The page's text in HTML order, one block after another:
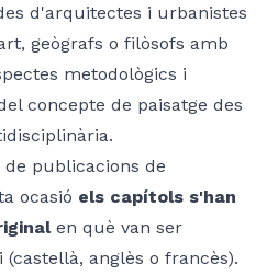
d'arquitectes i urbanistes
geògrafs o filòsofs amb
metodològics i
concepte de paisatge des
publicacions de
ocasió els capítols s'han
en què van ser
anglès o francès).